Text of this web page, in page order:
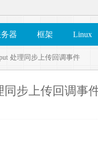
务器 框架 Linux
处理同步上传回调事件
同步上传回调事